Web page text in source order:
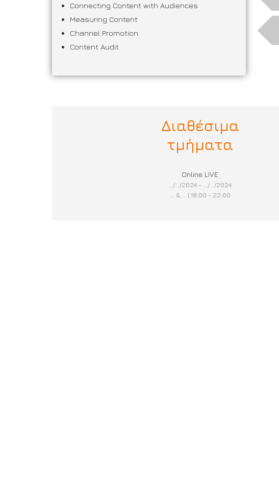
Connecting Content with Audiences
Measuring Content
Channel Promotion
Content Audit
Διαθέσιμα
τμήματα
Online LIVE
.../.../2024 - .../.../2024
... & ... | 18:00 - 22:00